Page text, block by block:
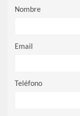
Nombre
Email
Teléfono